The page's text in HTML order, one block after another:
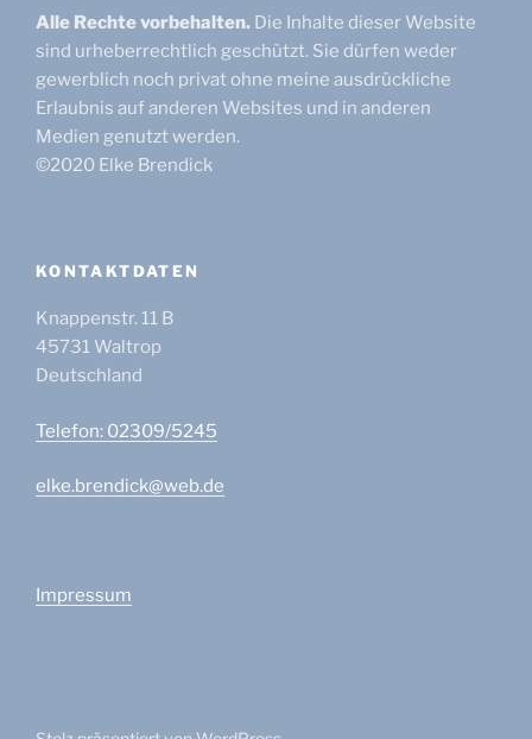
Alle Rechte vorbehalten. Die Inhalte dieser Website
sind urheberrechtlich geschützt. Sie dürfen weder
gewerblich noch privat ohne meine ausdrückliche
Erlaubnis auf anderen Websites und in anderen
Medien genutzt werden.
©2020 Elke Brendick
KONTAKTDATEN
Knappenstr. 11 B
45731 Waltrop
Deutschland
Telefon: 02309/5245
elke.brendick@web.de
Impressum